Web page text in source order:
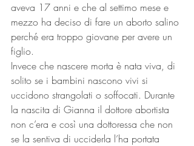
aveva 17 anni e che al settimo mese e
mezzo ha deciso di fare un aborto salino
perché era troppo giovane per avere un
figlio.
Invece che nascere morta è nata viva, di
solito se i bambini nascono vivi si
uccidono strangolati o soffocati. Durante
la nascita di Gianna il dottore abortista
non c’era e così una dottoressa che non
se la sentiva di ucciderla l’ha portata